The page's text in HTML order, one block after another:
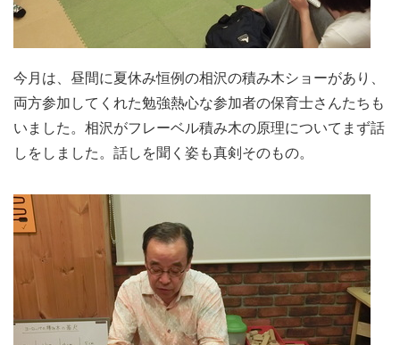
今月は、昼間に夏休み恒例の相沢の積み木ショーがあり、
両方参加してくれた勉強熱心な参加者の保育士さんたちも
いました。相沢がフレーベル積み木の原理についてまず話
しをしました。話しを聞く姿も真剣そのもの。